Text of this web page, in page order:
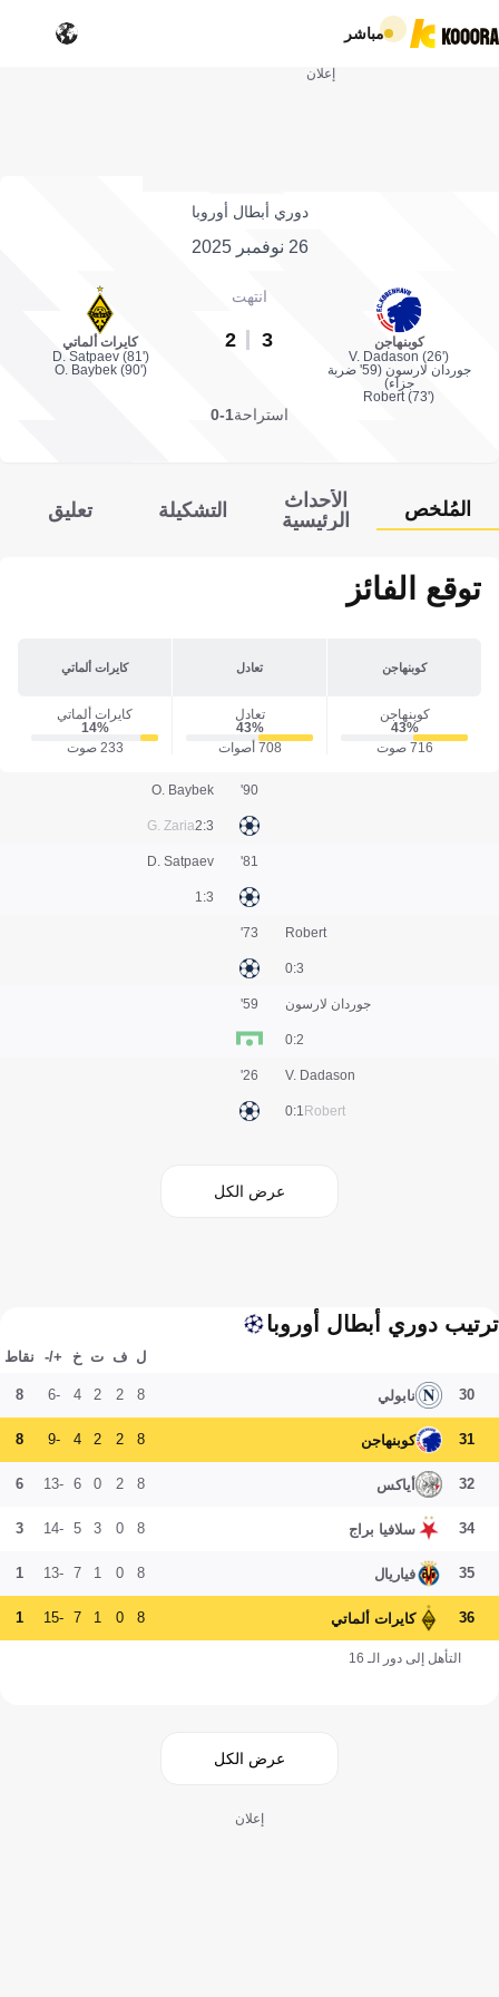
مباشر
إعلان
دوري أبطال أوروبا
26 نوفمبر 2025
كوبنهاجن
V. Dadason (26')
جوردان لارسون (59' ضربة
جزاء)
Robert (73')
انتهت
3
2
كايرات ألماتي
D. Satpaev (81')
O. Baybek (90')
استراحة1-0
المُلخص
الأحداث
الرئيسية
التشكيلة تعليق
توقع الفائز
كوبنهاجن تعادل كايرات ألماتي
كوبنهاجن
43‎%‎
716 صوت
تعادل
43‎%‎
708 أصوات
كايرات ألماتي
14‎%‎
233 صوت
O. Baybek
G. Zaria3:2
90'
D. Satpaev
3:1
81'
Robert
3:0
73'
جوردان لارسون
2:0
59'
V. Dadason
Robert
1:0
26'
عرض الكل
ترتيب دوري أبطال أوروبا
ل ف ت خ +/- نقاط
30 نابولي 8
2
2
4
-6
8
31 كوبنهاجن 8
2
2
4
-9
8
32 أياكس 8
2
0
6
-13
6
34 سلافيا براج 8
0
3
5
-14
3
35 فياريال 8
0
1
7
-13
1
36 كايرات ألماتي 8
0
1
7
-15
1
التأهل إلى دور الـ 16
عرض الكل
إعلان